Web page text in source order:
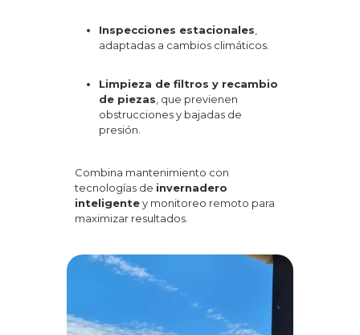
Inspecciones estacionales
adaptadas a cambios climáticos.
Limpieza de filtros y recambio
de piezas , que previenen
obstrucciones y bajadas de
presión.
Combina mantenimiento con
tecnologías de invernadero
inteligentey monitoreo remoto para
maximizar resultados.